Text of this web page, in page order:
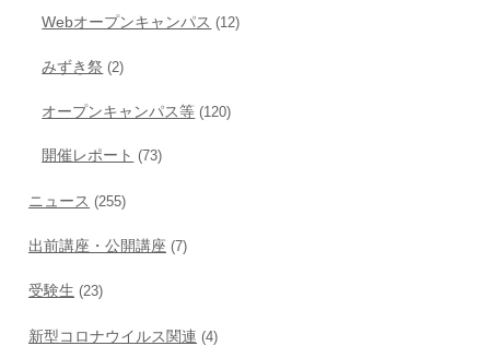
Webオープンキャンパス (12)
みずき祭 (2)
オープンキャンパス等 (120)
開催レポート (73)
ニュース (255)
出前講座・公開講座 (7)
受験生 (23)
新型コロナウイルス関連 (4)